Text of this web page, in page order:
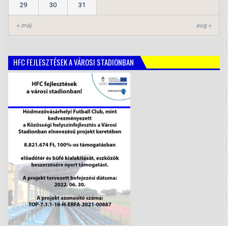
« máj aug »
29 30 31
HFC FEJLESZTÉSEK A VÁROSI STADIONBAN